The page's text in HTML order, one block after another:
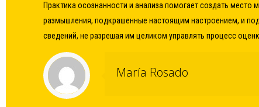
Практика осознанности и анализа помогает создать
размышления, подкрашенные настоящим настроением, и
сведений, не разрешая им целиком управлять процесс
María Rosado